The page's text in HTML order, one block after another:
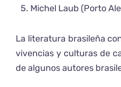
Michel Laub (Porto
La literatura brasileña
vivencias y culturas de
de algunos autores